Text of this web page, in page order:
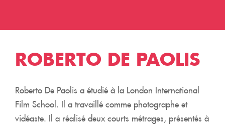
ROBERTO DE PAOLIS
Roberto De Paolis a étudié à la London International
Film School. Il a travaillé comme photographe et
vidéaste. Il a réalisé deux courts métrages, présentés à